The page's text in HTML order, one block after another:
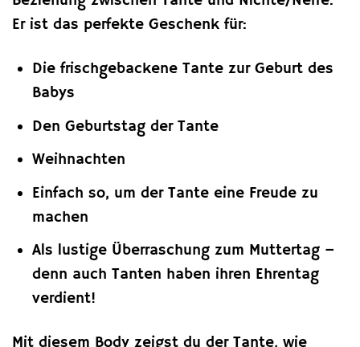
Er ist das perfekte Geschenk für:
Die frischgebackene Tante zur Geburt des
Babys
Den Geburtstag der Tante
Weihnachten
Einfach so, um der Tante eine Freude zu
machen
Als lustige Überraschung zum Muttertag –
denn auch Tanten haben ihren Ehrentag
verdient!
Mit diesem Body zeigst du der Tante, wie